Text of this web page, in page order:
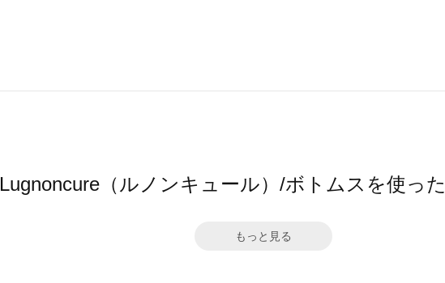
Lugnoncure（ルノンキュール）/ボトムスを使っ
もっと見る